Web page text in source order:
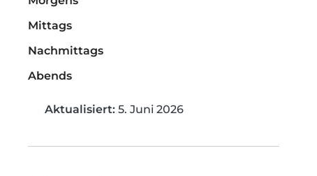
Mittags
Nachmittags
Abends
Aktualisiert: 5. Juni 2026